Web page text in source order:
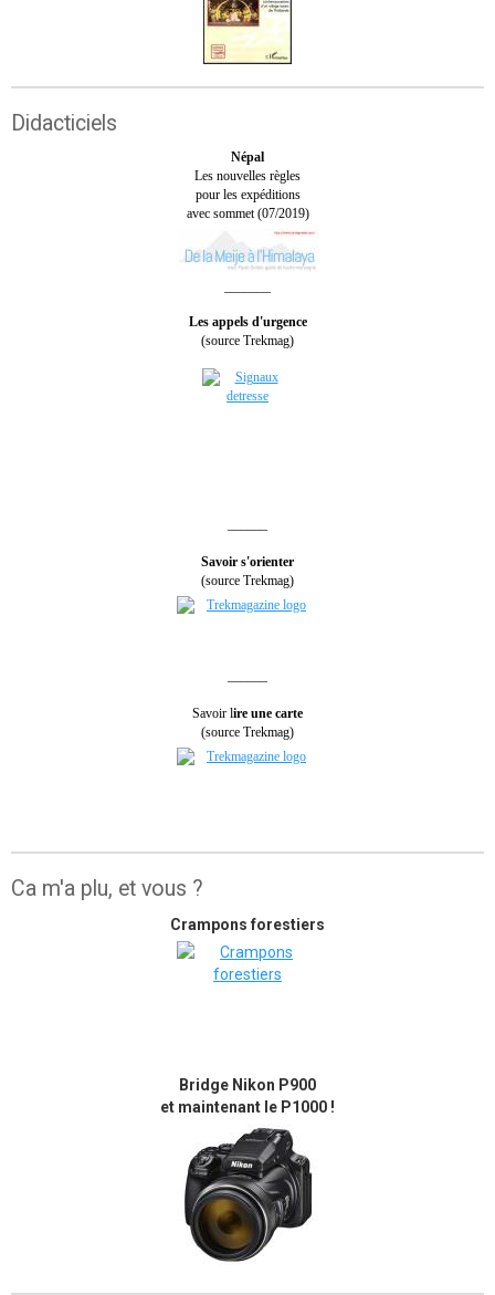
Didacticiels
Népal
Les nouvelles règles
pour les expéditions
avec sommet (07/2019)
Les appels d'urgence
(source Trekmag)
Savoir s'orienter
(source Trekmag)
Savoir lire une carte
(source Trekmag)
Ca m'a plu, et vous ?
Crampons forestiers
Bridge Nikon P900
et maintenant le P1000 !